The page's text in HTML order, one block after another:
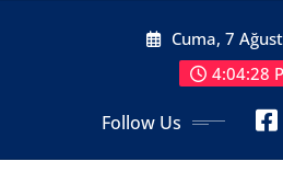
Cuma, 7
4:04:30
Follow Us